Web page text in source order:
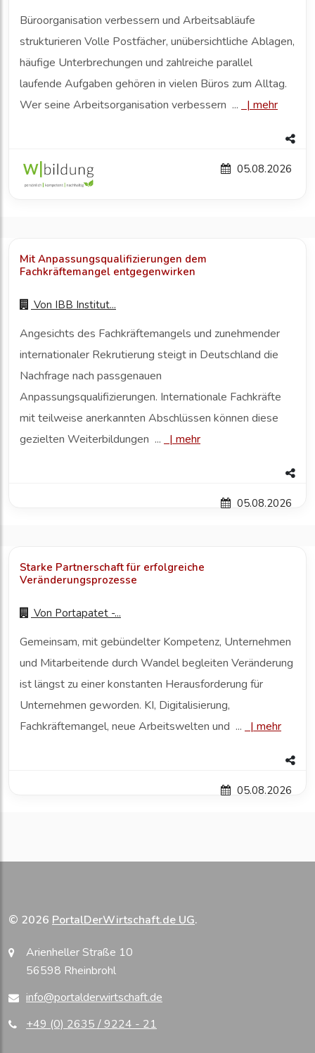
Büroorganisation verbessern und Arbeitsabläufe
strukturieren Volle Postfächer, unübersichtliche Ablagen,
häufige Unterbrechungen und zahlreiche parallel
laufende Aufgaben gehören in vielen Büros zum Alltag.
Wer seine Arbeitsorganisation verbessern ...
| mehr
05.08.2026
Mit Anpassungsqualifizierungen dem
Fachkräftemangel entgegenwirken
Von IBB Institut...
Angesichts des Fachkräftemangels und zunehmender
internationaler Rekrutierung steigt in Deutschland die
Nachfrage nach passgenauen
Anpassungsqualifizierungen. Internationale Fachkräfte
mit teilweise anerkannten Abschlüssen können diese
gezielten Weiterbildungen ...
| mehr
05.08.2026
Starke Partnerschaft für erfolgreiche
Veränderungsprozesse
Von Portapatet -...
Gemeinsam, mit gebündelter Kompetenz, Unternehmen
und Mitarbeitende durch Wandel begleiten Veränderung
ist längst zu einer konstanten Herausforderung für
Unternehmen geworden. KI, Digitalisierung,
Fachkräftemangel, neue Arbeitswelten und ...
| mehr
05.08.2026
© 2026 PortalDerWirtschaft.de UG.
Arienheller Straße 10
56598 Rheinbrohl
info@portalderwirtschaft.de
+49 (0) 2635 / 9224 - 21